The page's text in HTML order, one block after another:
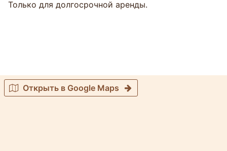
Только для долгосрочной аренды.
Открыть в Google Maps